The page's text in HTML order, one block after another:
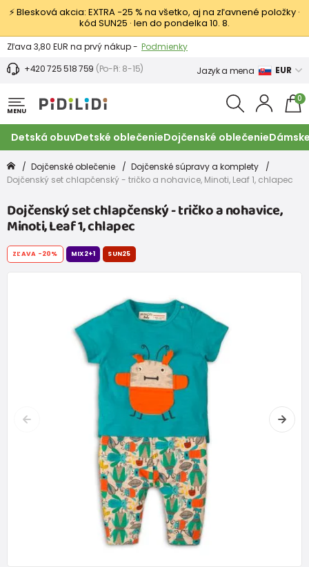
⚡ Blesková akcia: EXTRA −25 % na všetko, aj na zľavnené položky ·
kód SUN25 · len do pondelka 10. 8.
Výmena a vrátenie tovaru - Zobraziť
Zľava 3,80 EUR na prvý nákup - Podmienky
+420 725 518 759 (Po-Pi: 8-15) Jazyk a mena EUR
MENU
0
Detská obuvDetské oblečenieDojčenské oblečenie
Dojčenské oblečenie
Dojčenské súpravy a komplety
Dojčenský set chlapčenský - tričko a nohavice, Minoti, Leaf 1, chlapec
Dojčenský set chlapčenský - tričko a nohavice,
Minoti, Leaf 1, chlapec
ZĽAVA -20% MIX2+1 SUN25